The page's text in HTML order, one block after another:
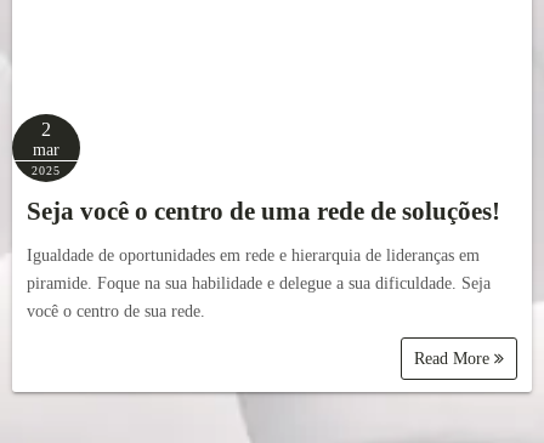
2
mar
2025
Seja você o centro de uma rede de soluções!
Igualdade de oportunidades em rede e hierarquia de lideranças em
piramide. Foque na sua habilidade e delegue a sua dificuldade. Seja
você o centro de sua rede.
Read More